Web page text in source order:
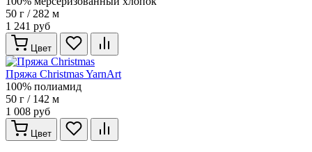
50 г / 282 м
1 241 руб
Цвет
Пряжа Christmas YarnArt
100% полиамид
50 г / 142 м
1 008 руб
Цвет